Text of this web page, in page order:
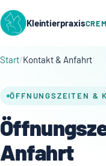
Kleintierpraxis
Start Kontakt & Anfahrt
ÖFFNUNGSZEITEN &
Anfahrt